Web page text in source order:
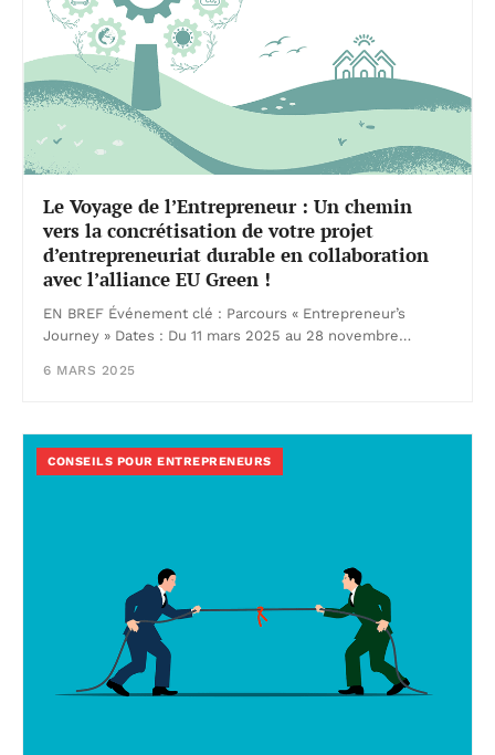
Le Voyage de l’Entrepreneur : Un chemin
vers la concrétisation de votre projet
d’entrepreneuriat durable en collaboration
avec l’alliance EU Green !
EN BREF Événement clé : Parcours « Entrepreneur’s
Journey » Dates : Du 11 mars 2025 au 28 novembre…
6 MARS 2025
CONSEILS POUR ENTREPRENEURS